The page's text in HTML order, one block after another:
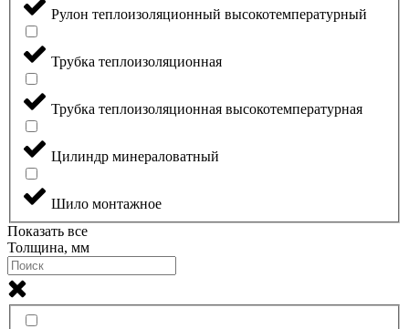
Рулон теплоизоляционный высокотемпературный
Трубка теплоизоляционная
Трубка теплоизоляционная высокотемпературная
Цилиндр минераловатный
Шило монтажное
Показать все
Толщина, мм